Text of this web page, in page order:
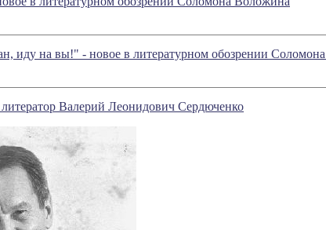
иду на вы!" - новое в литературном обозрении
Валерий Леонидович Сердюченко